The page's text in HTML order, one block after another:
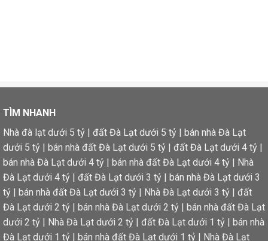
TÌM NHANH
Nhà đà lạt dưới 5 tỷ | đất Đà Lạt dưới 5 tỷ | bán nhà Đà Lạt
dưới 5 tỷ | bán nhà đất Đà Lạt dưới 5 tỷ | đất Đà Lạt dưới 4 tỷ |
bán nhà Đà Lạt dưới 4 tỷ | bán nhà đất Đà Lạt dưới 4 tỷ | Nhà
Đà Lạt dưới 4 tỷ | đất Đà Lạt dưới 3 tỷ | bán nhà Đà Lạt dưới 3
tỷ | bán nhà đất Đà Lạt dưới 3 tỷ | Nhà Đà Lạt dưới 3 tỷ | đất
Đà Lạt dưới 2 tỷ | bán nhà Đà Lạt dưới 2 tỷ | bán nhà đất Đà Lạt
dưới 2 tỷ | Nhà Đà Lạt dưới 2 tỷ | đất Đà Lạt dưới 1 tỷ | bán nhà
Đà Lạt dưới 1 tỷ | bán nhà đất Đà Lạt dưới 1 tỷ | Nhà Đà Lạt